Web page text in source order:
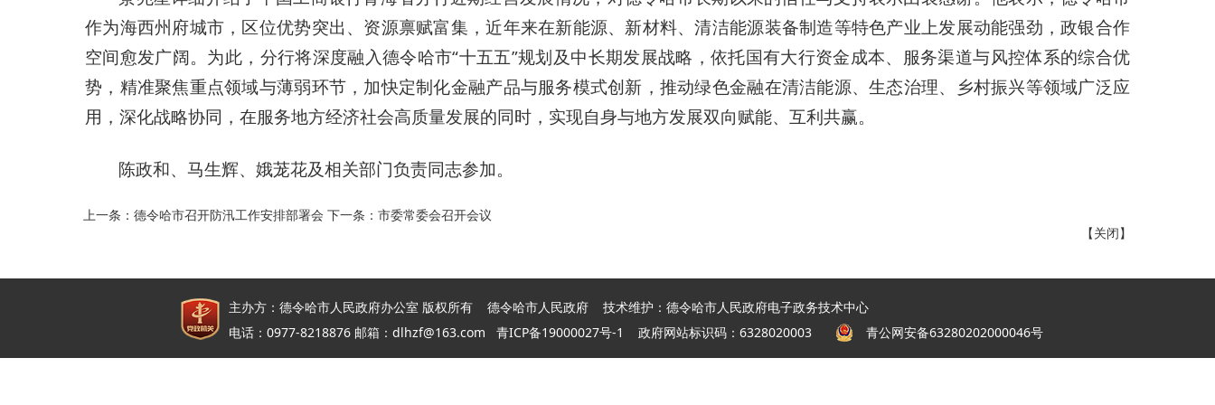
作为海西州府城市，区位优势突出、资源禀赋富集，近年来在新能源、新材料、清洁能源装备制造等特色产业上发展动能强劲，政银合作
空间愈发广阔。为此，分行将深度融入德令哈市“十五五”规划及中长期发展战略，依托国有大行资金成本、服务渠道与风控体系的综合优
势，精准聚焦重点领域与薄弱环节，加快定制化金融产品与服务模式创新，推动绿色金融在清洁能源、生态治理、乡村振兴等领域广泛应
用，深化战略协同，在服务地方经济社会高质量发展的同时，实现自身与地方发展双向赋能、互利共赢。
陈政和、马生辉、娥茏花及相关部门负责同志参加。
上一条： 德令哈市召开防汛工作安排部署会 下一条： 市委常委会召开会议
【关闭】
主办方：德令哈市人民政府办公室 版权所有 德令哈市人民政府 技术维护：德令哈市人民政府电子政务技术中心
电话：0977-8218876 邮箱：dlhzf@163.com 青ICP备19000027号-1 政府网站标识码：6328020003 青公网安备63280202000046号